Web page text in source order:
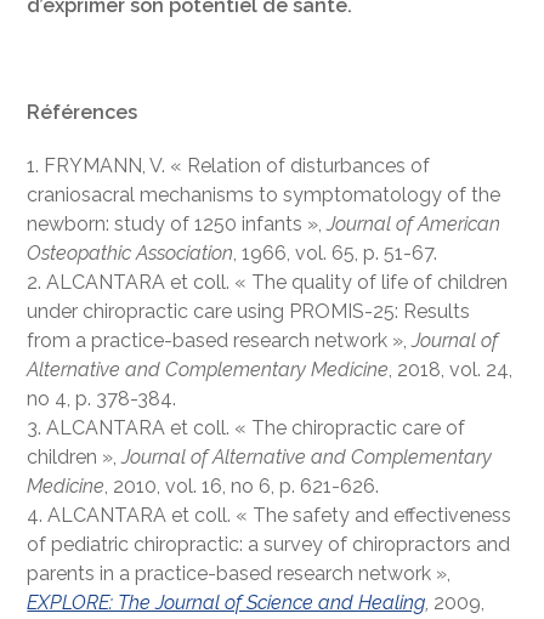
d’exprimer son potentiel de santé.
Références
1. FRYMANN, V. « Relation of disturbances of
craniosacral mechanisms to symptomatology of the
newborn: study of 1250 infants »,Journal of American
Osteopathic Association, 1966, vol. 65, p. 51-67.
2. ALCANTARA et coll. « The quality of life of children
under chiropractic care using PROMIS-25: Results
from a practice-based research network »,Journal of
Alternative and Complementary Medicine, 2018, vol. 24,
no 4, p. 378-384.
3. ALCANTARA et coll. « The chiropractic care of
children »,Journal of Alternative and Complementary
Medicine, 2010, vol. 16, no 6, p. 621-626.
4. ALCANTARA et coll. « The safety and effectiveness
of pediatric chiropractic: a survey of chiropractors and
parents in a practice-based research network »,
EXPLORE: The Journal of Science and Healing, 2009,